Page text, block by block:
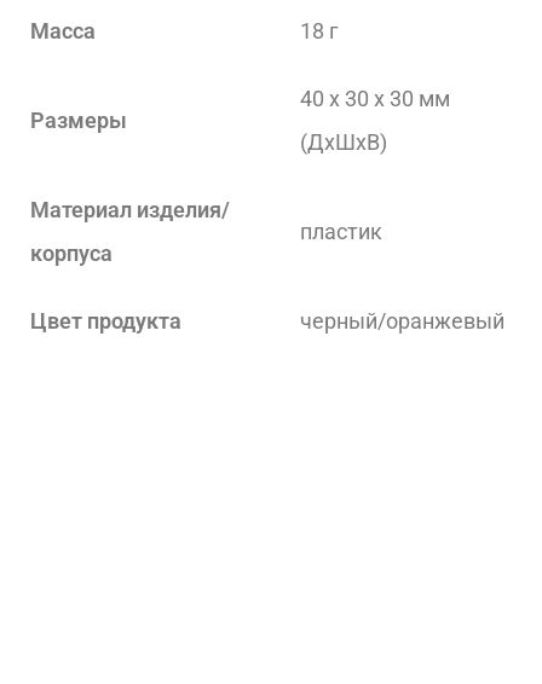
Масса 18 г
Размеры
40 x 30 x 30 мм
(ДxШxВ)
Материал изделия/
корпуса
пластик
Цвет продукта черный/оранжевый